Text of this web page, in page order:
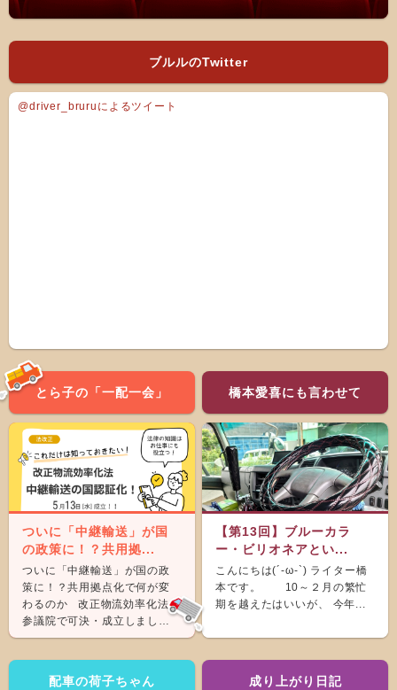
ブルルのTwitter
@driver_bruruによるツイート
とら子の「一配一会」
ついに「中継輸送」が国
の政策に！？共用拠...
ついに「中継輸送」が国の政
策に！？共用拠点化で何が変
わるのか 改正物流効率化法が
参議院で可決・成立しまし
た。 &nb...
橋本愛喜にも言わせて
【第13回】ブルーカラ
ー・ビリオネアとい...
こんにちは(´-ω-`) ライター橋
本です。 10～２月の繁忙
期を越えたはいいが、 今年...
配車の荷子ちゃん 成り上がり日記